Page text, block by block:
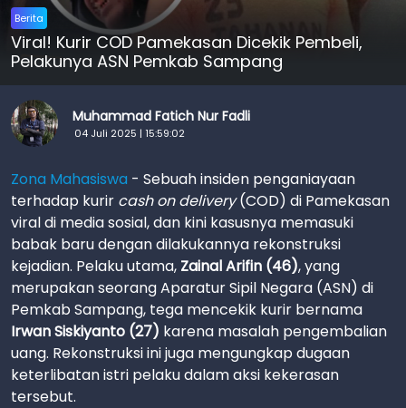
Berita
Viral! Kurir COD Pamekasan Dicekik Pembeli,
Pelakunya ASN Pemkab Sampang
Muhammad Fatich Nur Fadli
04 Juli 2025 | 15:59:02
Zona Mahasiswa - Sebuah insiden penganiayaan
terhadap kurir cash on delivery(COD) di Pamekasan
viral di media sosial, dan kini kasusnya memasuki
babak baru dengan dilakukannya rekonstruksi
kejadian. Pelaku utama, Zainal Arifin (46), yang
merupakan seorang Aparatur Sipil Negara (ASN) di
Pemkab Sampang, tega mencekik kurir bernama
Irwan Siskiyanto (27) karena masalah pengembalian
uang. Rekonstruksi ini juga mengungkap dugaan
keterlibatan istri pelaku dalam aksi kekerasan
tersebut.